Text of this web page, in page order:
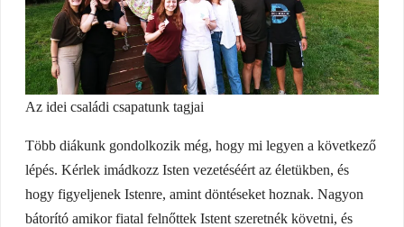
Az idei családi csapatunk tagjai
Több diákunk gondolkozik még, hogy mi legyen a következő
lépés. Kérlek imádkozz Isten vezetéséért az életükben, és
hogy figyeljenek Istenre, amint döntéseket hoznak. Nagyon
bátorító amikor fiatal felnőttek Istent szeretnék követni, és